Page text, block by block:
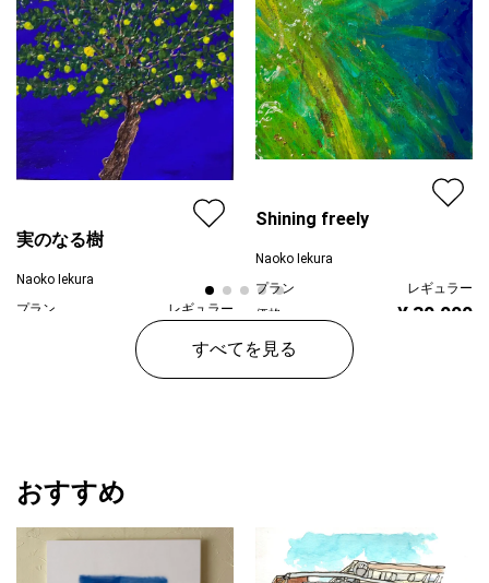
実のなる樹
Naoko Iekura
プラン
レギュラー
Shining freely
Naoko Iekura
プラン
レギュラー
価格
¥ 30,000
すべてを見る
おすすめ